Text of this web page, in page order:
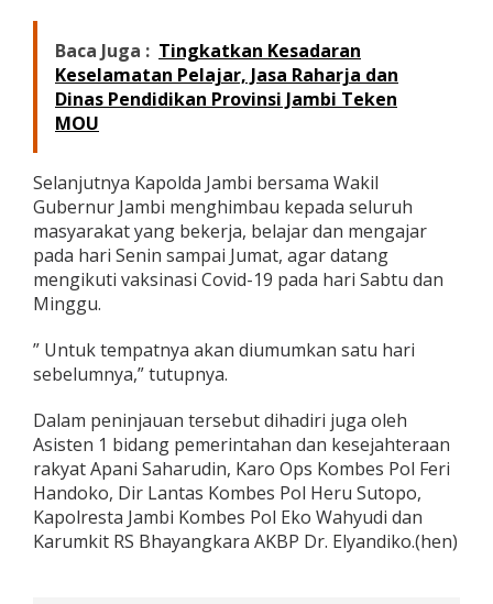
Baca Juga : Tingkatkan Kesadaran
Keselamatan Pelajar, Jasa Raharja dan
Dinas Pendidikan Provinsi Jambi Teken
MOU
Selanjutnya Kapolda Jambi bersama Wakil
Gubernur Jambi menghimbau kepada seluruh
masyarakat yang bekerja, belajar dan mengajar
pada hari Senin sampai Jumat, agar datang
mengikuti vaksinasi Covid-19 pada hari Sabtu dan
Minggu.
” Untuk tempatnya akan diumumkan satu hari
sebelumnya,” tutupnya.
Dalam peninjauan tersebut dihadiri juga oleh
Asisten 1 bidang pemerintahan dan kesejahteraan
rakyat Apani Saharudin, Karo Ops Kombes Pol Feri
Handoko, Dir Lantas Kombes Pol Heru Sutopo,
Kapolresta Jambi Kombes Pol Eko Wahyudi dan
Karumkit RS Bhayangkara AKBP Dr. Elyandiko.(hen)